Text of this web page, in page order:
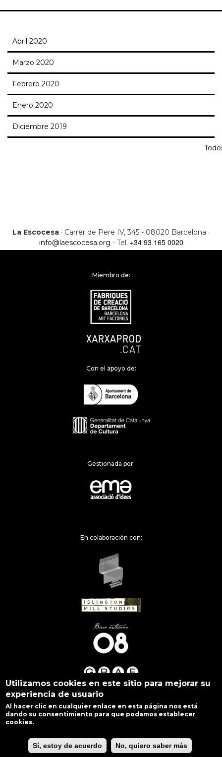
Abril 2020
Marzo 2020
Febrero 2020
Enero 2020
Diciembre 2019
La Escocesa · Carrer de Pere IV, 345 - 08020 Barcelona ·
info@laescocesa.org - Tel. +34 93 165 0020
Miembro de:
Con el apoyo de:
Gestionada por:
En colaboración con:
Utilizamos cookies en este sitio para mejorar su
experiencia de usuario
Al hacer clic en cualquier enlace en esta página nos está
dando su consentimiento para que podamos establecer
cookies.
Sí, estoy de acuerdo No, quiero saber más